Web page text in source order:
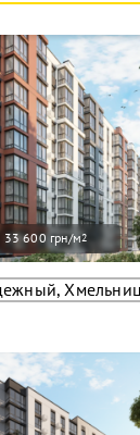
33 600 грн/м2